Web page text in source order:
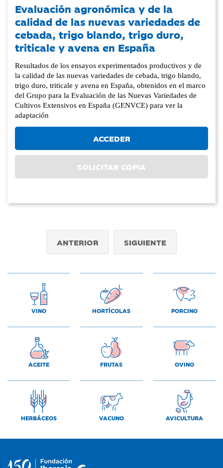
Evaluación agronómica y de la
calidad de las nuevas variedades de
cebada, trigo blando, trigo duro,
triticale y avena en España
Resultados de los ensayos experimentados productivos y de
la calidad de las nuevas variedades de cebada, trigo blando,
trigo duro, triticale y avena en España, obtenidos en el marco
del Grupo para la Evaluación de las Nuevas Variedades de
Cultivos Extensivos en España (GENVCE) para ver la
adaptación
ACCEDER
SOLICITAR COPIA
ANTERIOR SIGUIENTE
VINO HORTÍCOLAS PORCINO
ACEITE FRUTAS OVINO
HERBÁCEOS VACUNO AVICULTURA